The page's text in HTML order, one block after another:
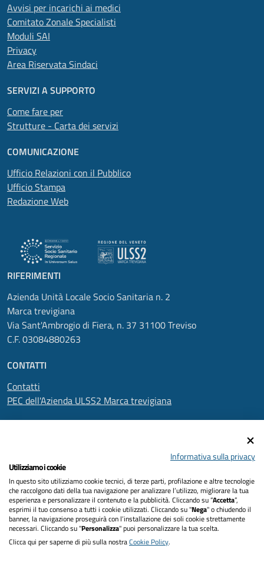
Avvisi per incarichi ai medici
Comitato Zonale Specialisti
Moduli SAI
Privacy
Area Riservata Sindaci
SERVIZI A SUPPORTO
Come fare per
Strutture - Carta dei servizi
COMUNICAZIONE
Ufficio Relazioni con il Pubblico
Ufficio Stampa
Redazione Web
RIFERIMENTI
Azienda Unità Locale Socio Sanitaria n. 2
Marca trevigiana
Via Sant'Ambrogio di Fiera, n. 37 31100 Treviso
C.F. 03084880263
CONTATTI
Contatti
PEC dell'Azienda ULSS2 Marca trevigiana
Informativa privacy
Dichiarazione di accessibilità
Note legali
Informativa sulla privacy
Utilizziamo i cookie
In questo sito utilizziamo cookie tecnici, di terze parti, profilazione e altre tecnologie
che raccolgono dati della tua navigazione per analizzare l’utilizzo, migliorare la tua
esperienza e personalizzare il contenuto e la pubblicità. Cliccando su “Accetta”,
esprimi il tuo consenso a tutti i cookie utilizzati. Cliccando su "Nega" o chiudendo il
banner, la navigazione proseguirà con l’installazione dei soli cookie strettamente
necessari. Cliccando su "Personalizza" puoi personalizzare la tua scelta.
Clicca qui per saperne di più sulla nostraCookie Policy.